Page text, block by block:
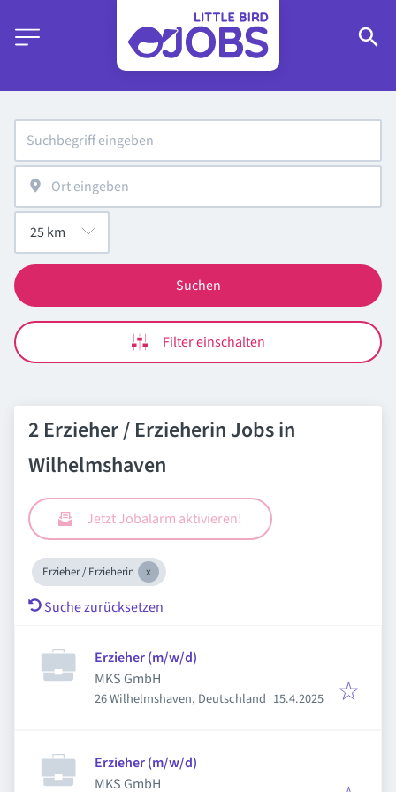
Suchen
Filter einschalten
2 Erzieher / Erzieherin Jobs in
Wilhelmshaven
Jetzt Jobalarm aktivieren!
Erzieher / Erzieherin
Suche zurücksetzen
Erzieher (m/w/d)
MKS GmbH
26 Wilhelmshaven, Deutschland Veröffentlicht:
15.4.2025
Erzieher (m/w/d)
MKS GmbH